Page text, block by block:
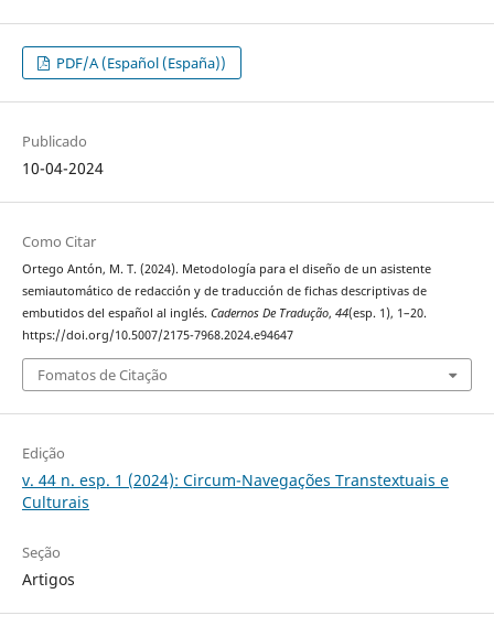
PDF/A (Español (España))
Publicado
10-04-2024
Como Citar
Ortego Antón, M. T. (2024). Metodología para el diseño de un asistente
semiautomático de redacción y de traducción de fichas descriptivas de
embutidos del español al inglés. Cadernos De Tradução, 44(esp. 1), 1–20.
https://doi.org/10.5007/2175-7968.2024.e94647
Fomatos de Citação
Edição
v. 44 n. esp. 1 (2024): Circum-Navegações Transtextuais e
Culturais
Seção
Artigos